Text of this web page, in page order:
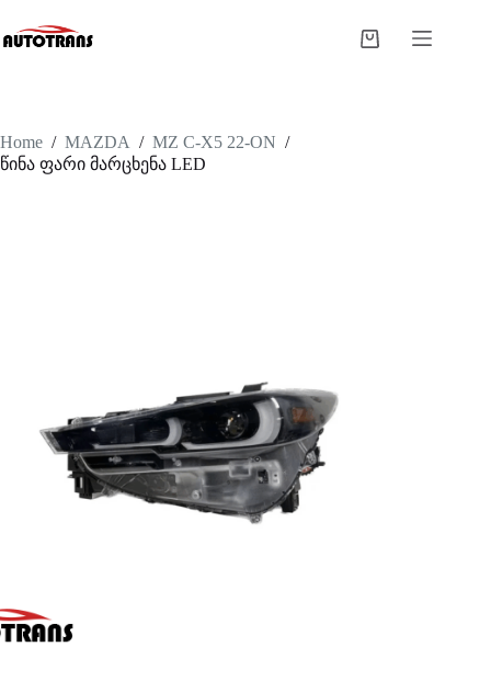
Home / MAZDA / MZ C-X5 22-ON /
წინა ფარი მარცხენა LED